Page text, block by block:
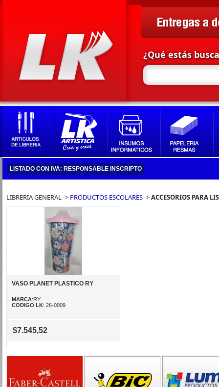
¿Qué estás
LISTADO CON IVA: RESPONSABLE INSCRIPTO
LIBRERIA GENERAL -> PRODUCTOS ESCOLARES->ACCESORIOS PARA
VASO PLANET PLASTICO RY
MARCA:RY
CODIGO LK: 26-0009
$7.545,52